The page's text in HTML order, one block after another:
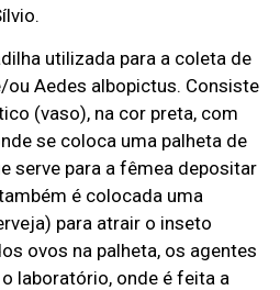
utilizada para a coleta de
ou Aedes albopictus. Consiste
(vaso), na cor preta, com
se coloca uma palheta de
serve para a fêmea depositar
é colocada uma
para atrair o inseto
ovos na palheta, os agentes
laboratório, onde é feita a